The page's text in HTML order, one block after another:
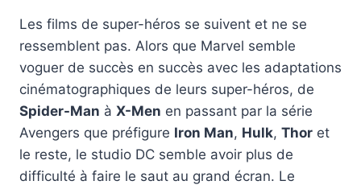
Les films de super-héros se suivent et ne se
ressemblent pas. Alors que Marvel semble
voguer de succès en succès avec les adaptations
cinématographiques de leurs super-héros, de
Spider-Man à X-Men en passant par la série
Avengers que préfigure Iron Man, Hulk, Thor et
le reste, le studio DC semble avoir plus de
difficulté à faire le saut au grand écran. Le